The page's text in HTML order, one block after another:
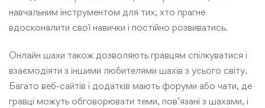
навчальним інструментом для тих, хто прагне
вдосконалити свої навички і постійно розвиватись.
Онлайн шахи також дозволяють гравцям спілкуватися і
взаємодіяти з іншими любителями шахів з усього світу.
Багато веб-сайтів і додатків мають форуми або чати, де
гравці можуть обговорювати теми, пов’язані з шахами, і